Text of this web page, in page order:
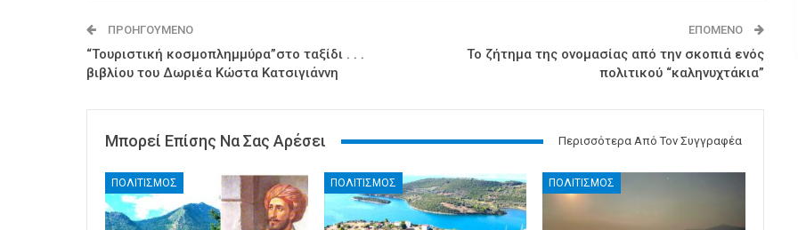
ΠΡΟΗΓΟΎΜΕΝΟ
“Τουριστική κοσμοπλημμύρα”στο ταξίδι . . .
βιβλίου του Δωριέα Κώστα Κατσιγιάννη
ΕΠΌΜΕΝΟ
Το ζήτημα της ονομασίας από την σκοπιά ενός
πολιτικού “καληνυχτάκια”
Μπορεί Επίσης Να Σας Αρέσει Περισσότερα Από Τον Συγγραφέα
ΠΟΛΙΤΙΣΜΟΣ ΠΟΛΙΤΙΣΜΟΣ ΠΟΛΙΤΙΣΜΟΣ